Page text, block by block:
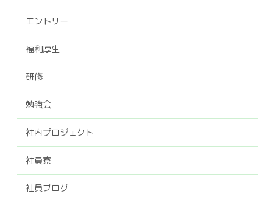
エントリー
福利厚生
研修
勉強会
社内プロジェクト
社員寮
社員ブログ